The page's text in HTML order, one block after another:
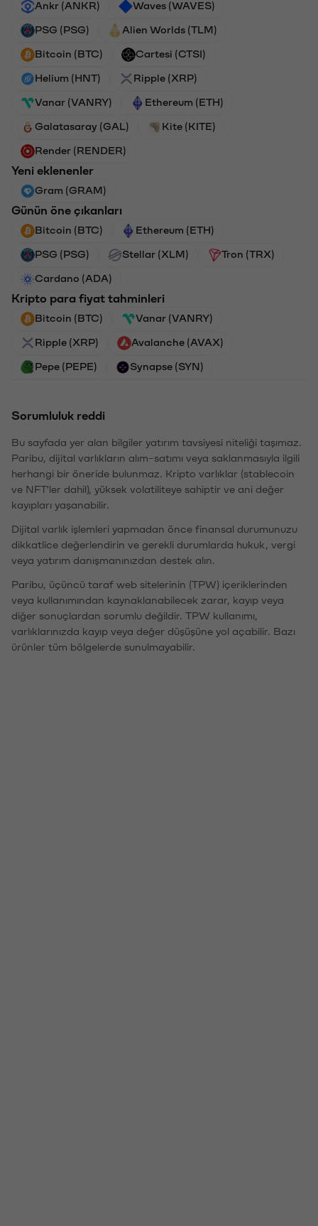
Ankr (ANKR) Waves (WAVES)
PSG (PSG) Alien Worlds (TLM)
Bitcoin (BTC) Cartesi (CTSI)
Helium (HNT) Ripple (XRP)
Vanar (VANRY) Ethereum (ETH)
Galatasaray (GAL) Kite (KITE)
Render (RENDER)
Yeni eklenenler
Gram (GRAM)
Günün öne çıkanları
Bitcoin (BTC) Ethereum (ETH)
PSG (PSG) Stellar (XLM) Tron (TRX)
Cardano (ADA)
Kripto para fiyat tahminleri
Bitcoin (BTC) Vanar (VANRY)
Ripple (XRP) Avalanche (AVAX)
Pepe (PEPE) Synapse (SYN)
Sorumluluk reddi
Bu sayfada yer alan bilgiler yatırım tavsiyesi niteliği taşımaz.
Paribu, dijital varlıkların alım-satımı veya saklanmasıyla ilgili
herhangi bir öneride bulunmaz. Kripto varlıklar (stablecoin
ve NFT'ler dahil), yüksek volatiliteye sahiptir ve ani değer
kayıpları yaşanabilir.
Dijital varlık işlemleri yapmadan önce finansal durumunuzu
dikkatlice değerlendirin ve gerekli durumlarda hukuk, vergi
veya yatırım danışmanınızdan destek alın.
Paribu, üçüncü taraf web sitelerinin (TPW) içeriklerinden
veya kullanımından kaynaklanabilecek zarar, kayıp veya
diğer sonuçlardan sorumlu değildir. TPW kullanımı,
varlıklarınızda kayıp veya değer düşüşüne yol açabilir. Bazı
ürünler tüm bölgelerde sunulmayabilir.